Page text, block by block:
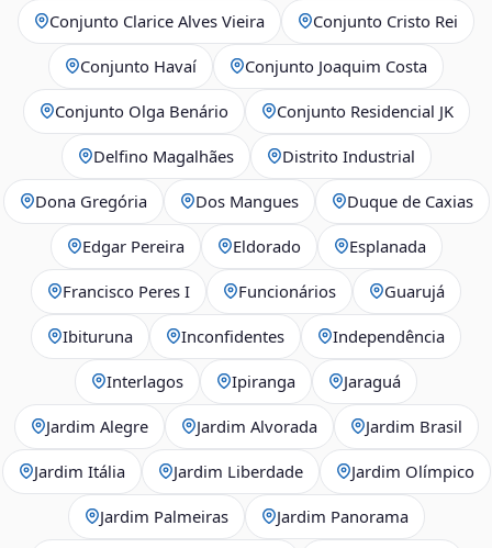
Conjunto Clarice Alves Vieira Conjunto Cristo Rei
Conjunto Havaí Conjunto Joaquim Costa
Conjunto Olga Benário Conjunto Residencial JK
Delfino Magalhães Distrito Industrial
Dona Gregória Dos Mangues Duque de Caxias
Edgar Pereira Eldorado Esplanada
Francisco Peres I Funcionários Guarujá
Ibituruna Inconfidentes Independência
Interlagos Ipiranga Jaraguá
Jardim Alegre Jardim Alvorada Jardim Brasil
Jardim Itália Jardim Liberdade Jardim Olímpico
Jardim Palmeiras Jardim Panorama